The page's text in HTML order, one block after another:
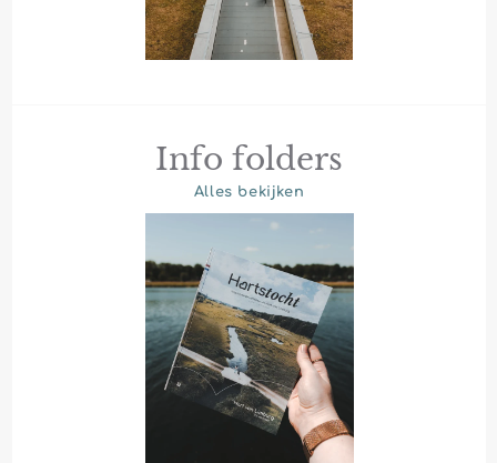
Info folders
Alles bekijken